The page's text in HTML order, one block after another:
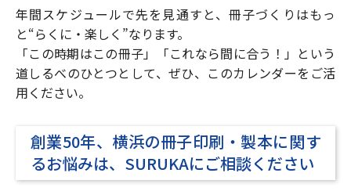
年間スケジュールで先を見通すと、冊子づくりはもっ
と“らくに・楽しく”なります。
「この時期はこの冊子」「これなら間に合う！」という
道しるべのひとつとして、ぜひ、このカレンダーをご活
用ください。
創業50年、横浜の冊子印刷・製本に関す
るお悩みは、SURUKAにご相談ください